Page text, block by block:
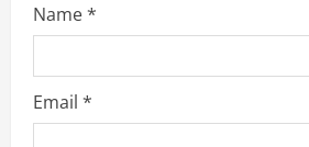
Name*
Email *